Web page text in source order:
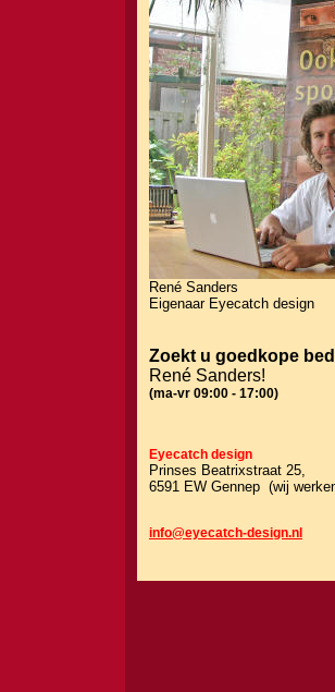
René Sanders
Eigenaar Eyecatch design
Zoekt u goedkope
René Sanders!
(ma-vr 09:00 - 17:00)
Eyecatch design
Prinses Beatrixstraat 25,
6591 EW Gennep (wij
info@eyecatch-design.nl